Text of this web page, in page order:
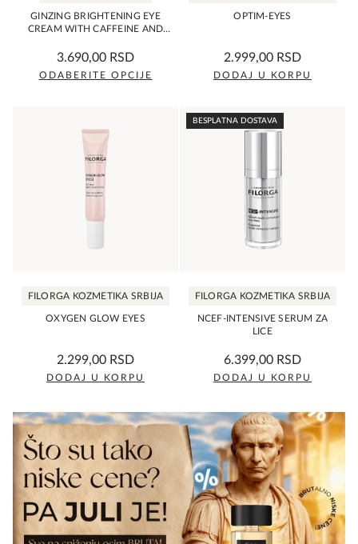
GINZING BRIGHTENING EYE
CREAM WITH CAFFEINE AND
0,0
rating
3.690,00 RSD
ODABERITE OPCIJE
ima
više
varijanti.
Opcije
mogu
stranici
proizvoda.
OPTIM-EYES
0,0
rating
2.999,00 RSD
DODAJ U KORPU
FILORGA KOZMETIKA SRBIJA
OXYGEN GLOW EYES
0,0
rating
2.299,00 RSD
DODAJ U KORPU
BESPLATNA DOSTAVA
FILORGA KOZMETIKA SRBIJA
NCEF-INTENSIVE SERUM ZA
LICE
0,0
rating
6.399,00 RSD
DODAJ U KORPU